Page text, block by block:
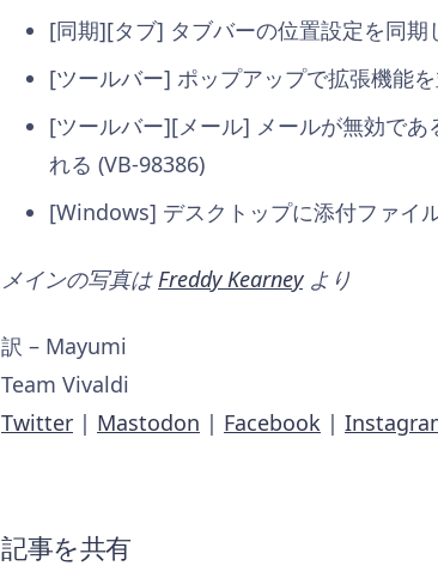
[同期][タブ] タブバーの位置設定を同期
[ツールバー] ポップアップで拡張機能
[ツールバー][メール] メールが無効で
れる (VB-98386)
[Windows] デスクトップに添付ファイ
メインの写真はFreddy Kearneyより
訳 – Mayumi
Team Vivaldi
Twitter | Mastodon | Facebook |
記事を共有